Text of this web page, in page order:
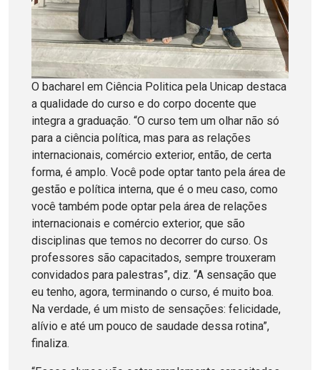
O bacharel em Ciência Politica pela Unicap destaca
a qualidade do curso e do corpo docente que
integra a graduação. “O curso tem um olhar não só
para a ciência política, mas para as relações
internacionais, comércio exterior, então, de certa
forma, é amplo. Você pode optar tanto pela área de
gestão e política interna, que é o meu caso, como
você também pode optar pela área de relações
internacionais e comércio exterior, que são
disciplinas que temos no decorrer do curso. Os
professores são capacitados, sempre trouxeram
convidados para palestras”, diz. “A sensação que
eu tenho, agora, terminando o curso, é muito boa.
Na verdade, é um misto de sensações: felicidade,
alívio e até um pouco de saudade dessa rotina”,
finaliza.